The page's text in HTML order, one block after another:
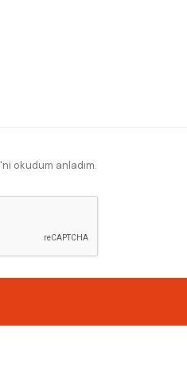
'ni okudum anladım.